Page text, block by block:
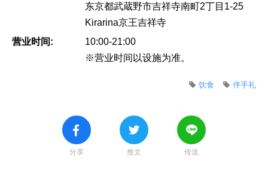
东京都武蔵野市吉祥寺南町2丁目1-25
Kirarina京王吉祥寺
营业时间:
10:00-21:00
※营业时间以设施为准。
伴手礼
饮食
分享 推文 传送